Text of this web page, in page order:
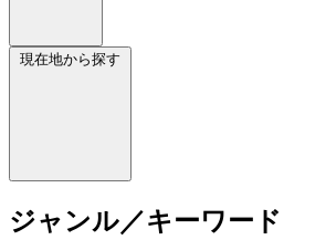
現在地から探す
ジャンル／キーワード